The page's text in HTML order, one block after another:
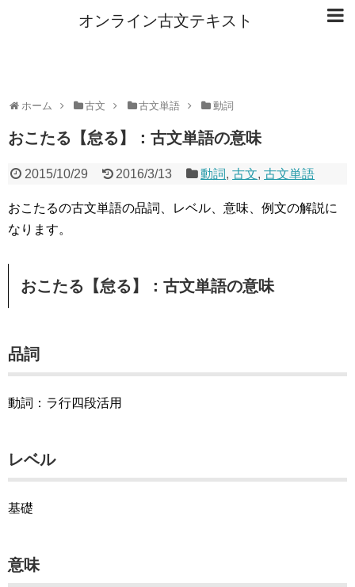
オンライン古文テキスト
ホーム 古文 古文単語 動詞
おこたる【怠る】：古文単語の意味
2015/10/29 2016/3/13 動詞,古文,古文単語
おこたるの古文単語の品詞、レベル、意味、例文の解説に
なります。
おこたる【怠る】：古文単語の意味
品詞
動詞：ラ行四段活用
レベル
基礎
意味